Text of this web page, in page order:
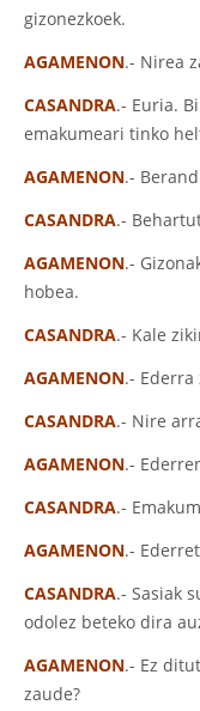
gizonezkoek.
AGAMENON.- Nirea
CASANDRA.- Euria.
emakumeari tinko
AGAMENON.-
CASANDRA.-
AGAMENON.-
hobea.
CASANDRA.- Kale
AGAMENON.- Ederra
CASANDRA.- Nire
AGAMENON.-
CASANDRA.-
AGAMENON.-
CASANDRA.- Sasiak
odolez beteko dira
AGAMENON.- Ez
zaude?